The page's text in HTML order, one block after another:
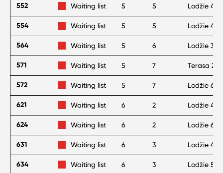
552 Waiting list 5 5 Lodžie 4 m
554 Waiting list 5 5 Lodžie 4 m
564 Waiting list 5 6 Lodžie 3 m
571 Waiting list 5 7 Terasa 22
572 Waiting list 5 7 Lodžie 6 m
621 Waiting list 6 2 Lodžie 4 m
624 Waiting list 6 2 Lodžie 6 m
631 Waiting list 6 3 Lodžie 4 m
634 Waiting list 6 3 Lodžie 5 m